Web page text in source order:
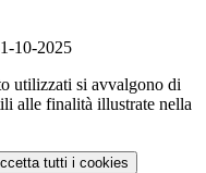
10-2025
utilizzati si avvalgono di
alle finalità illustrate nella
tutti i cookies